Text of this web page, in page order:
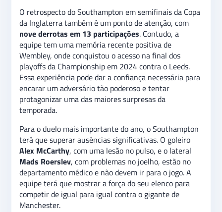
O retrospecto do Southampton em semifinais da Copa
da Inglaterra também é um ponto de atenção, com
nove derrotas em 13 participações. Contudo, a
equipe tem uma memória recente positiva de
Wembley, onde conquistou o acesso na final dos
playoffs da Championship em 2024 contra o Leeds.
Essa experiência pode dar a confiança necessária para
encarar um adversário tão poderoso e tentar
protagonizar uma das maiores surpresas da
temporada.
Para o duelo mais importante do ano, o Southampton
terá que superar ausências significativas. O goleiro
Alex McCarthy, com uma lesão no pulso, e o lateral
Mads Roerslev, com problemas no joelho, estão no
departamento médico e não devem ir para o jogo. A
equipe terá que mostrar a força do seu elenco para
competir de igual para igual contra o gigante de
Manchester.